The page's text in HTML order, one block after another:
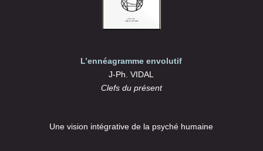
L’ennéagramme envolutif
J-Ph. VIDAL
Clefs du présent
Une vision intégrative de la psyché humaine